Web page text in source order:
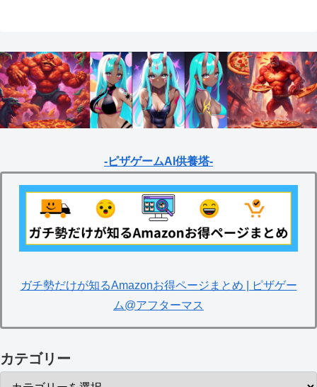
-ピザゲームAI供養塔-
ガチ勢だけが知るAmazonお得ページまとめ | ピザゲー
ム@アフターマス
カテゴリー